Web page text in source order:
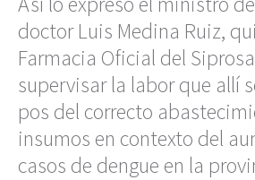
doctor Luis Medina Ruiz,
Farmacia Oficial del
supervisar la labor que allí
pos del correcto
insumos en contexto del
casos de dengue en la